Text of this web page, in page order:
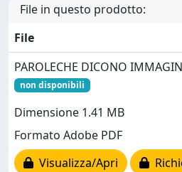
File in questo prodotto:
File
PAROLECHE DICONO
non disponibili
Dimensione 1.41 MB
Formato Adobe PDF
Visualizza/Apri